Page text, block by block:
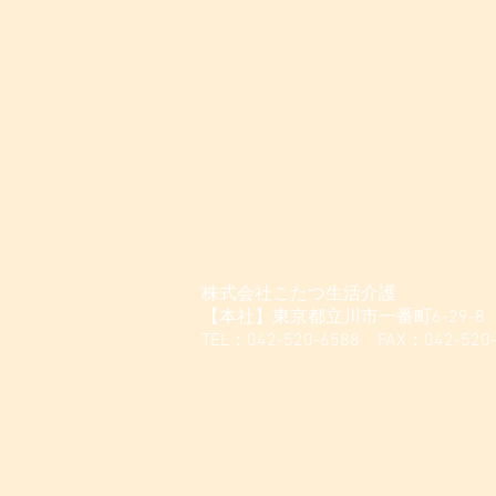
株式会社こたつ生活介護
【本社】東京都立川市一番町6-29-8
TEL：042-520-6588 FAX：042-